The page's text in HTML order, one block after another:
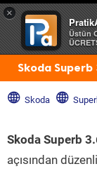
×
Üstün
Skoda Superb
Skoda
Skoda Superb
açısından